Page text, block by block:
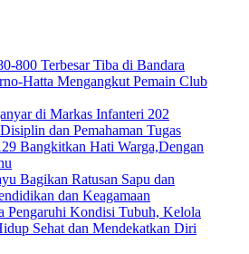
800 Terbesar Tiba di Bandara
Hatta Mengangkut Pemain Club
di Markas Infanteri 202
dan Pemahaman Tugas
Bangkitkan Hati Warga,Dengan
Bagikan Ratusan Sapu dan
dan Keagamaan
Pengaruhi Kondisi Tubuh, Kelola
Sehat dan Mendekatkan Diri